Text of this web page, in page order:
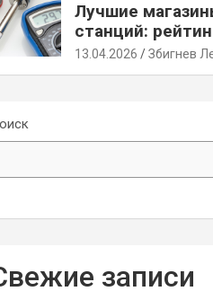
Лучшие
станций:
13.04.2026 Збигнев
записи